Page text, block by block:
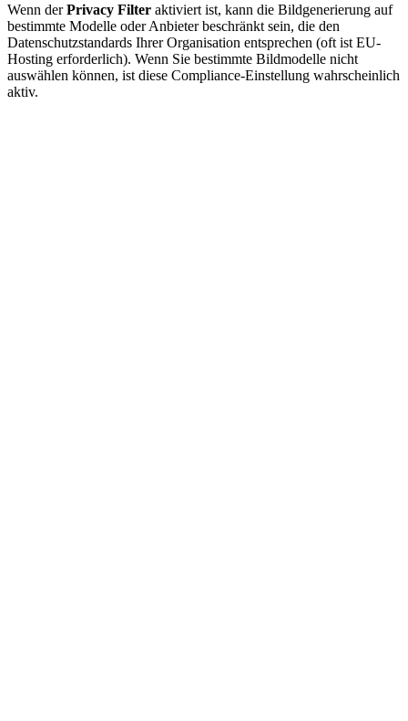
Wenn derPrivacy Filter aktiviert ist, kann die Bildgenerierung auf
bestimmte Modelle oder Anbieter beschränkt sein, die den
Datenschutzstandards Ihrer Organisation entsprechen (oft ist EU-
Hosting erforderlich). Wenn Sie bestimmte Bildmodelle nicht
auswählen können, ist diese Compliance-Einstellung wahrscheinlich
aktiv.